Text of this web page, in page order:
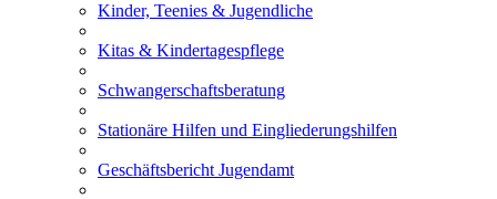
Kinder, Teenies & Jugendliche
Kitas & Kindertagespflege
Schwangerschaftsberatung
Stationäre Hilfen und Eingliederungshilfen
Geschäftsbericht Jugendamt